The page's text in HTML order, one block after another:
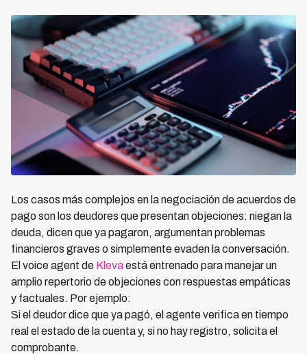
Los casos más complejos en la negociación de acuerdos de
pago son los deudores que presentan objeciones: niegan la
deuda, dicen que ya pagaron, argumentan problemas
financieros graves o simplemente evaden la conversación.
El voice agent de Klevaestá entrenado para manejar un
amplio repertorio de objeciones con respuestas empáticas
y factuales. Por ejemplo:
Si el deudor dice que ya pagó, el agente verifica en tiempo
real el estado de la cuenta y, si no hay registro, solicita el
comprobante.